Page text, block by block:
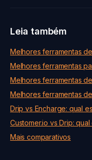
Leia também
Melhores ferramentas
Melhores ferramentas
Melhores ferramentas
Melhores ferramentas
Drip vs Encharge: qual
Customer.io vs Drip:
Mais comparativos